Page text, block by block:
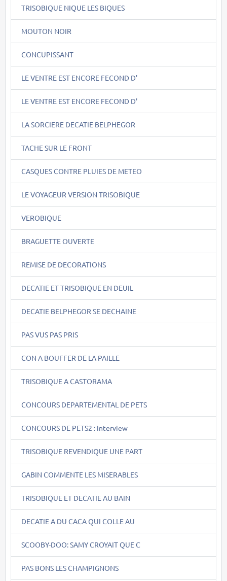
TRISOBIQUE NIQUE LES BIQUES
MOUTON NOIR
CONCUPISSANT
LE VENTRE EST ENCORE FECOND D'
LE VENTRE EST ENCORE FECOND D'
LA SORCIERE DECATIE BELPHEGOR
TACHE SUR LE FRONT
CASQUES CONTRE PLUIES DE METEO
LE VOYAGEUR VERSION TRISOBIQUE
VEROBIQUE
BRAGUETTE OUVERTE
REMISE DE DECORATIONS
DECATIE ET TRISOBIQUE EN DEUIL
DECATIE BELPHEGOR SE DECHAINE
PAS VUS PAS PRIS
CON A BOUFFER DE LA PAILLE
TRISOBIQUE A CASTORAMA
CONCOURS DEPARTEMENTAL DE PETS
CONCOURS DE PETS2 : interview
TRISOBIQUE REVENDIQUE UNE PART
GABIN COMMENTE LES MISERABLES
TRISOBIQUE ET DECATIE AU BAIN
DECATIE A DU CACA QUI COLLE AU
SCOOBY-DOO: SAMY CROYAIT QUE C
PAS BONS LES CHAMPIGNONS